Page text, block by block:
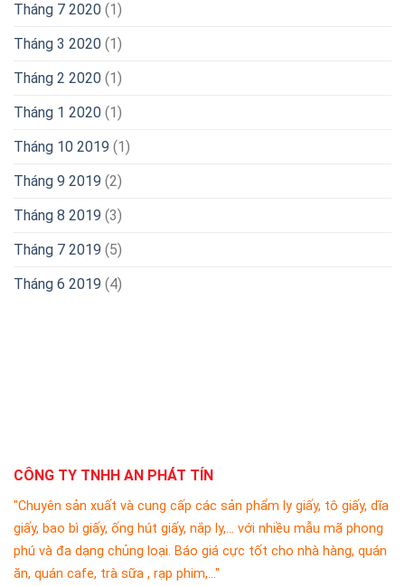
Tháng 7 2020 (1)
Tháng 3 2020 (1)
Tháng 2 2020 (1)
Tháng 1 2020 (1)
Tháng 10 2019 (1)
Tháng 9 2019 (2)
Tháng 8 2019 (3)
Tháng 7 2019 (5)
Tháng 6 2019 (4)
CÔNG TY TNHH AN PHÁT TÍN
"Chuyên sản xuất và cung cấp các sản phẩm ly giấy, tô giấy, dĩa
giấy, bao bì giấy, ống hút giấy, nắp ly,... với nhiều mẫu mã phong
phú và đa dạng chủng loại. Báo giá cực tốt cho nhà hàng, quán
ăn, quán cafe, trà sữa , rạp phim,..."